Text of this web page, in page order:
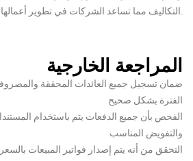
المراجعة الخارجية
ضمان تسجيل جميع العائدات المحققة
الفترة بشكل صحيح
الفحص بأن جميع الدفعات يتم باستخدام
والتفويض المناسب
التحقق من أنه يتم إصدار فواتير المبيعات